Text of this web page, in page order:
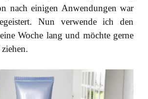
nach einigen Anwendungen war
Nun verwende ich den
Woche lang und möchte gerne